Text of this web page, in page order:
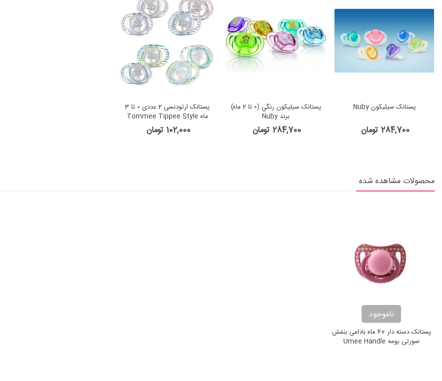
پستانک سيليكون Nuby
284,700 تومان
پستانک سيليكون رنگي (0 تا 2 ماه)
برند Nuby
284,700 تومان
پستانک ارتودنسی 2 عددی 0 تا 3
ماه Tommee Tippee Style
102,000 تومان
محصولات مشاهده شده
ناموجود
پستانک دسته دار +6 ماه بادامی بنفش
صورتی یومه Umee Handle